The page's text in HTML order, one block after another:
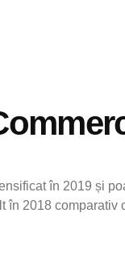
în 2019 și
în 2018 comparativ